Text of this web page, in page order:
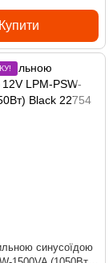
Купити
синусоїдою